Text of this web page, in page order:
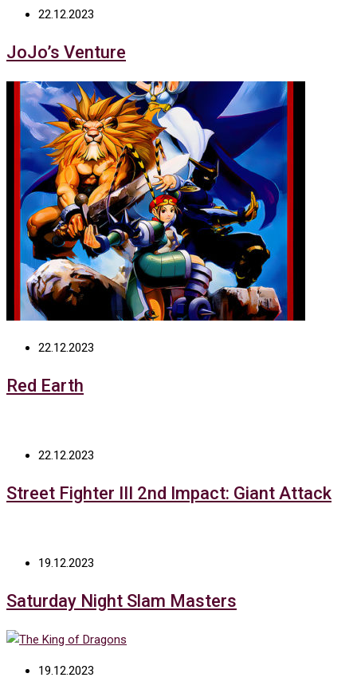
22.12.2023
JoJo’s Venture
22.12.2023
Red Earth
22.12.2023
Street Fighter III 2nd Impact: Giant Attack
19.12.2023
Saturday Night Slam Masters
19.12.2023